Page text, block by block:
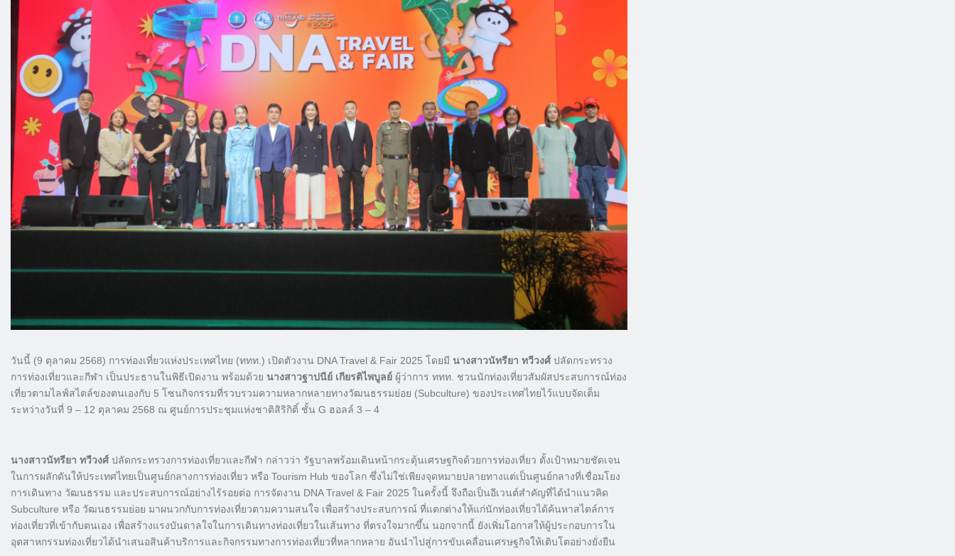
วันนี้ (9 ตุลาคม 2568) การท่องเที่ยวแห่งประเทศไทย (ททท.) เปิดตัวงาน DNA Travel & Fair 2025 โดยมี นางสาวนัทรียา ทวีวงศ์ ปลัดกระทรวง
การท่องเที่ยวและกีฬา เป็นประธานในพิธีเปิดงาน พร้อมด้วย นางสาวฐาปนีย์ เกียรติไพบูลย์ ผู้ว่าการ ททท. ชวนนักท่องเที่ยวสัมผัสประสบการณ์ท่อง
เที่ยวตามไลฟ์สไตล์ของตนเองกับ 5 โซนกิจกรรมที่รวบรวมความหลากหลายทางวัฒนธรรมย่อย (Subculture) ของประเทศไทยไว้แบบจัดเต็ม
ระหว่างวันที่ 9 – 12 ตุลาคม 2568 ณ ศูนย์การประชุมแห่งชาติสิริกิติ์ ชั้น G ฮอลล์ 3 – 4
นางสาวนัทรียา ทวีวงศ์ ปลัดกระทรวงการท่องเที่ยวและกีฬา กล่าวว่า รัฐบาลพร้อมเดินหน้ากระตุ้นเศรษฐกิจด้วยการท่องเที่ยว ตั้งเป้าหมายชัดเจน
ในการผลักดันให้ประเทศไทยเป็นศูนย์กลางการท่องเที่ยว หรือ Tourism Hub ของโลก ซึ่งไม่ใช่เพียงจุดหมายปลายทางแต่เป็นศูนย์กลางที่เชื่อมโยง
การเดินทาง วัฒนธรรม และประสบการณ์อย่างไร้รอยต่อ การจัดงาน DNA Travel & Fair 2025 ในครั้งนี้ จึงถือเป็นอีเวนต์สำคัญที่ได้นำแนวคิด
Subculture หรือ วัฒนธรรมย่อย มาผนวกกับการท่องเที่ยวตามความสนใจ เพื่อสร้างประสบการณ์ ที่แตกต่างให้แก่นักท่องเที่ยวได้ค้นหาสไตล์การ
ท่องเที่ยวที่เข้ากับตนเอง เพื่อสร้างแรงบันดาลใจในการเดินทางท่องเที่ยวในเส้นทาง ที่ตรงใจมากขึ้น นอกจากนี้ ยังเพิ่มโอกาสให้ผู้ประกอบการใน
อุตสาหกรรมท่องเที่ยวได้นำเสนอสินค้าบริการและกิจกรรมทางการท่องเที่ยวที่หลากหลาย อันนำไปสู่การขับเคลื่อนเศรษฐกิจให้เติบโตอย่างยั่งยืน